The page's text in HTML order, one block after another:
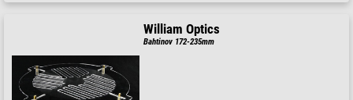
William Optics
Bahtinov 172-235mm